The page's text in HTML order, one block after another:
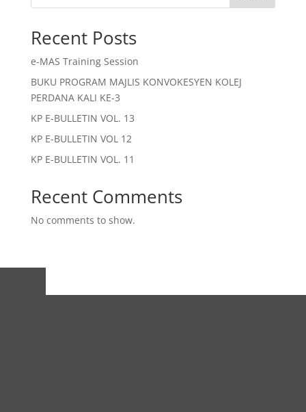
Recent Posts
e-MAS Training Session
BUKU PROGRAM MAJLIS KONVOKESYEN KOLEJ
PERDANA KALI KE-3
KP E-BULLETIN VOL. 13
KP E-BULLETIN VOL 12
KP E-BULLETIN VOL. 11
Recent Comments
No comments to show.